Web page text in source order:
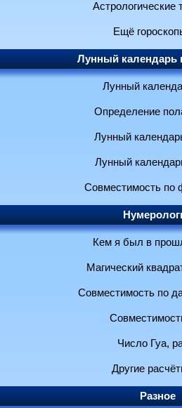
Астрологические
Ещё
Лунный календарь
Лунный
Определение
Лунный
Лунный
Совместимость по
Кем я был в
Магический
Совместимость по
Число Гуа,
Другие
Разное